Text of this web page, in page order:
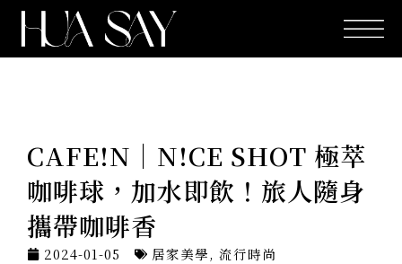
CAFE!N｜N!CE SHOT 極萃
咖啡球，加水即飲！旅人隨身
攜帶咖啡香
2024-01-05 居家美學, 流行時尚